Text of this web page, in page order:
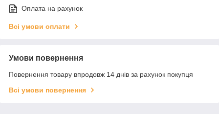
Оплата на рахунок
Всі умови оплати
Умови повернення
Повернення товару впродовж 14 днів за рахунок покупця
Всі умови повернення